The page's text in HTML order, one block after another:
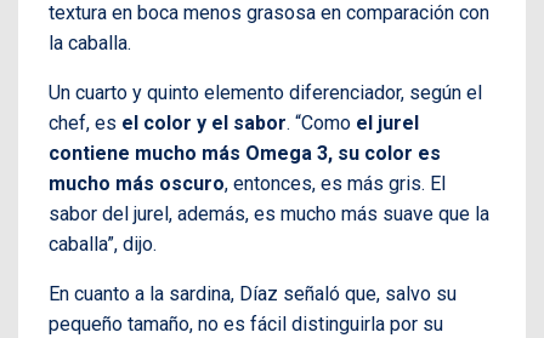
textura en boca menos grasosa en comparación con
la caballa.
Un cuarto y quinto elemento diferenciador, según el
chef, es el color y el sabor. “Como el jurel
contiene mucho más Omega 3, su color es
mucho más oscuro, entonces, es más gris. El
sabor del jurel, además, es mucho más suave que la
caballa”, dijo.
En cuanto a la sardina, Díaz señaló que, salvo su
pequeño tamaño, no es fácil distinguirla por su